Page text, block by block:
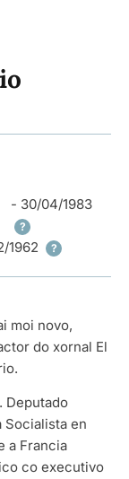
- 30/04/1983
?
1962 ?
moi novo,
do xornal El
Deputado
Socialista en
a Francia
co executivo